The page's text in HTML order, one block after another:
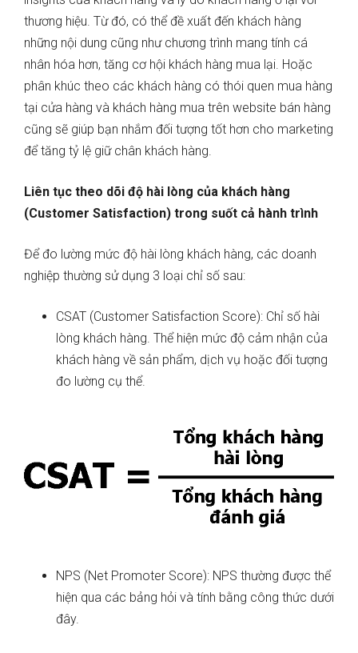
thương hiệu. Từ đó, có thể đề xuất đến khách hàng
những nội dung cũng như chương trình mang tính cá
nhân hóa hơn, tăng cơ hội khách hàng mua lại. Hoặc
phân khúc theo các khách hàng có thói quen mua hàng
tại cửa hàng và khách hàng mua trên website bán hàng
cũng sẽ giúp bạn nhắm đối tượng tốt hơn cho marketing
để tăng tỷ lệ giữ chân khách hàng.
Liên tục theo dõi độ hài lòng của khách hàng
(Customer Satisfaction) trong suốt cả hành trình
Để đo lường mức độ hài lòng khách hàng, các doanh
nghiệp thường sử dụng 3 loại chỉ số sau:
CSAT (Customer Satisfaction Score): Chỉ số hài
lòng khách hàng. Thể hiện mức độ cảm nhận của
khách hàng về sản phẩm, dịch vụ hoặc đối tượng
đo lường cụ thể.
NPS (Net Promoter Score): NPS thường được thể
hiện qua các bảng hỏi và tính bằng công thức dưới
đây.